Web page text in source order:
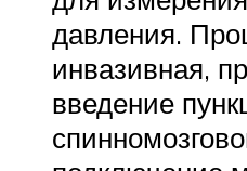
давления.
инвазивная,
введение